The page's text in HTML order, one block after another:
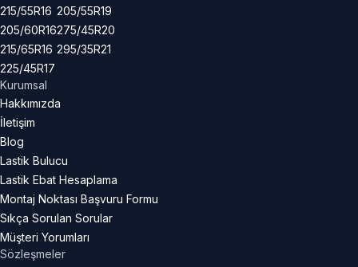
215/55R16
205/60R16
215/65R16
225/45R17
205/55R19
275/45R20
295/35R21
Kurumsal
Hakkımızda
İletişim
Blog
Lastik Bulucu
Lastik Ebat Hesaplama
Montaj Noktası Başvuru Formu
Sıkça Sorulan Sorular
Müşteri Yorumları
Sözleşmeler